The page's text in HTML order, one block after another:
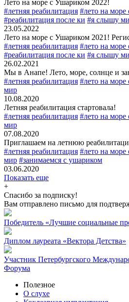
Лето на море с Ушариком 2022!
#летняя реабилитация #лето на
#реабилитация после ки #я слышу
23.05.2022
Лето на море с Ушариком 2021!
#летняя реабилитация #лето на
#реабилитация после ки #я слышу
26.02.2021
Мы в Анапе! Лето, море, солнце и
#летняя реабилитация #лето на
мир
10.08.2020
Летняя реабилитация стартовала!
#летняя реабилитация #лето на
мир
07.08.2020
Приглашаем на летнюю
#летняя реабилитация #лето на
мир #занимаемся с ушариком
03.06.2020
Показать еще
+
Спасибо за подписку!
Вам отправлено письмо для
Победитель «Лучшие социальные
Диплом лауреата «Вектора Детства»
Участник Петербургского
Форума
Полезное
О слухе